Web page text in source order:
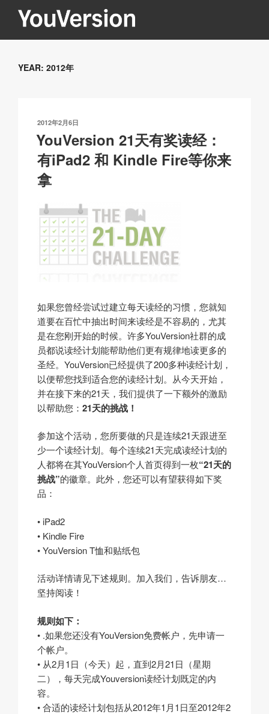
YOUVERSION
Seeking God every day.
YEAR: 2012年
发
于
2012年2月6日
YouVersion 21天有奖读经：
有iPad2 和 Kindle Fire等你来
拿
如果您曾经尝试过建立每天读经的习惯，您就知
道要在百忙中抽出时间来读经是不容易的，尤其
是在您刚开始的时候。许多YouVersion社群的成
员都说读经计划能帮助他们更有规律地读更多的
圣经。YouVersion已经提供了200多种读经计划，
以便帮您找到适合您的读经计划。从今天开始，
并在接下来的21天，我们提供了一下额外的激励
以帮助您： 21天的挑战！
参加这个活动，您所要做的只是连续21天跟进至
少一个读经计划。每个连续21天完成读经计划的
人都将在其YouVersion个人首页得到一枚“21天的
挑战”的徽章。此外，您还可以有望获得如下奖
品：
• iPad2
• Kindle Fire
• YouVersion T恤和贴纸包
活动详情请见下述规则。加入我们，告诉朋友…
坚持阅读！
规则如下：
• .如果您还没有YouVersion免费帐户，先申请一
个帐户。
• 从2月1日（今天）起，直到2月21日（星期
二），每天完成Youversion读经计划既定的内
容。
• 合适的读经计划包括从2012年1月1日至2012年2